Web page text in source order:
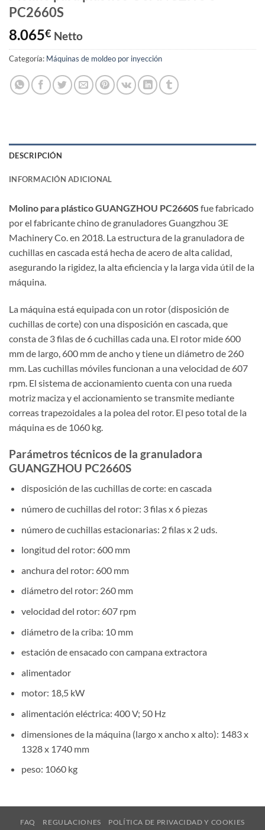
PC2660S
8.065€ Netto
Categoría: Máquinas de moldeo por inyección
DESCRIPCIÓN
INFORMACIÓN ADICIONAL
Molino para plástico GUANGZHOU PC2660S fue fabricado
por el fabricante chino de granuladores Guangzhou 3E
Machinery Co. en 2018. La estructura de la granuladora de
cuchillas en cascada está hecha de acero de alta calidad,
asegurando la rigidez, la alta eficiencia y la larga vida útil de la
máquina.
La máquina está equipada con un rotor (disposición de
cuchillas de corte) con una disposición en cascada, que
consta de 3 filas de 6 cuchillas cada una. El rotor mide 600
mm de largo, 600 mm de ancho y tiene un diámetro de 260
mm. Las cuchillas móviles funcionan a una velocidad de 607
rpm. El sistema de accionamiento cuenta con una rueda
motriz maciza y el accionamiento se transmite mediante
correas trapezoidales a la polea del rotor. El peso total de la
máquina es de 1060 kg.
Parámetros técnicos de la granuladora
GUANGZHOU PC2660S
disposición de las cuchillas de corte: en cascada
número de cuchillas del rotor: 3 filas x 6 piezas
número de cuchillas estacionarias: 2 filas x 2 uds.
longitud del rotor: 600 mm
anchura del rotor: 600 mm
diámetro del rotor: 260 mm
velocidad del rotor: 607 rpm
diámetro de la criba: 10 mm
estación de ensacado con campana extractora
alimentador
motor: 18,5 kW
alimentación eléctrica: 400 V; 50 Hz
dimensiones de la máquina (largo x ancho x alto): 1483 x
1328 x 1740 mm
peso: 1060 kg
FAQ REGULACIONES POLÍTICA DE PRIVACIDAD Y COOKIES